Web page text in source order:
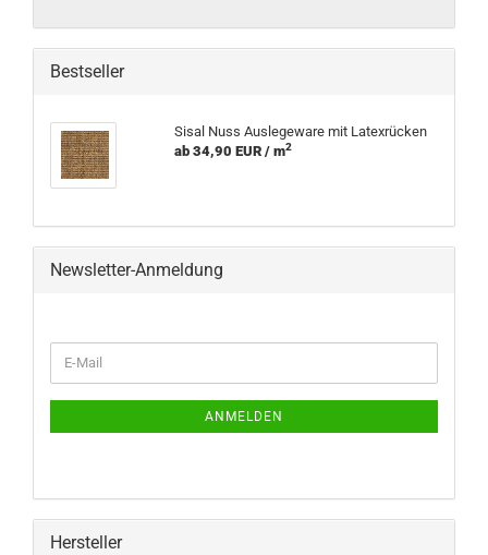
Bestseller
Sisal Nuss Auslegeware mit Latexrücken
ab 34,90 EUR / m2
Newsletter-Anmeldung
ZUR
NEWSLETTER-
E-
Mail
ANMELDEN
Hersteller